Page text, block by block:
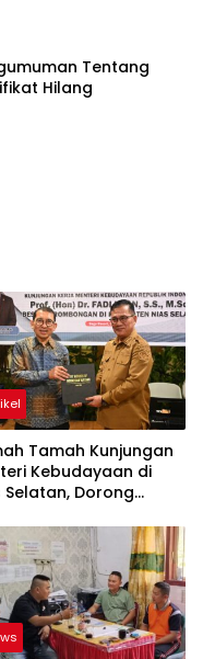
Tentang
Hilang
Tamah Kunjungan
Kebudayaan di
Selatan, Dorong
UNESCO